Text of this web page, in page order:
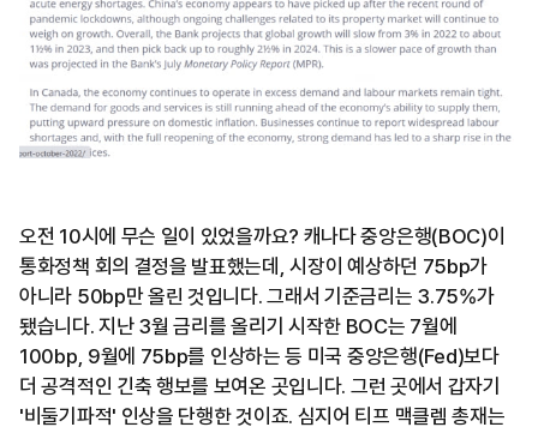
오전 10시에 무슨 일이 있었을까요? 캐나다 중앙은행(BOC)이
통화정책 회의 결정을 발표했는데, 시장이 예상하던 75bp가
아니라 50bp만 올린 것입니다. 그래서 기준금리는 3.75%가
됐습니다. 지난 3월 금리를 올리기 시작한 BOC는 7월에
100bp, 9월에 75bp를 인상하는 등 미국 중앙은행(Fed)보다
더 공격적인 긴축 행보를 보여온 곳입니다. 그런 곳에서 갑자기
'비둘기파적' 인상을 단행한 것이죠. 심지어 티프 맥클렘 총재는